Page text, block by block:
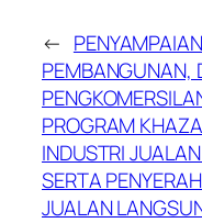
←
PEMBANGUNAN,
PROGRAM
INDUSTRI
SERTA
JUALAN